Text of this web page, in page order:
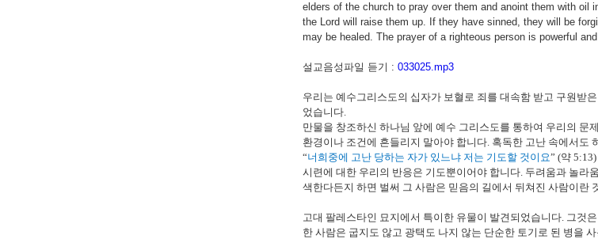
elders of the church to pray over them and anoint them with oil
the Lord will raise them up. If they have sinned, they will be
may be healed. The prayer of a righteous person is powerful
설교음성파일 듣기 : 033025.mp3
우리는 예수그리스도의 십자가 보혈로 죄를 대속함 받고 구원받
었습니다.
만물을 창조하신 하나님 앞에 예수 그리스도를 통하여 우리의 문
환경이나 조건에 흔들리지 말아야 합니다. 혹독한 고난 속에서도
“너희중에 고난 당하는 자가 있느냐 저는 기도할 것이요” (약 5:13)
시련에 대한 우리의 반응은 기도뿐이어야 합니다. 두려움과 놀라
색한다든지 하면 벌써 그 사람은 믿음의 길에서 뒤쳐진 사람이란
고대 팔레스타인 묘지에서 특이한 유물이 발견되었습니다. 그것
한 사람은 굽지도 않고 광택도 나지 않는 단순한 토기로 된 병을